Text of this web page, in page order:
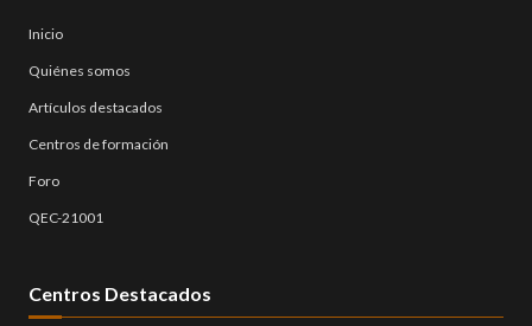
Inicio
Quiénes somos
Artículos destacados
Centros de formación
Foro
QEC-21001
Centros Destacados